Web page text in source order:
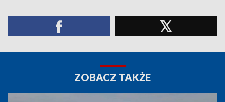
ZOBACZ TAKŻE